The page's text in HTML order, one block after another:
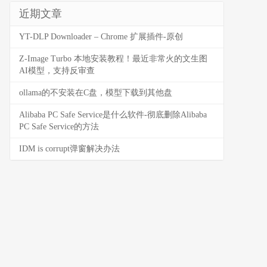
近期文章
YT-DLP Downloader – Chrome 扩展插件-原创
Z-Image Turbo 本地安装教程！最近非常火的文生图
AI模型，支持反审查
ollama的不安装在C盘，模型下载到其他盘
Alibaba PC Safe Service是什么软件-彻底删除Alibaba
PC Safe Service的方法
IDM is corrupt弹窗解决办法